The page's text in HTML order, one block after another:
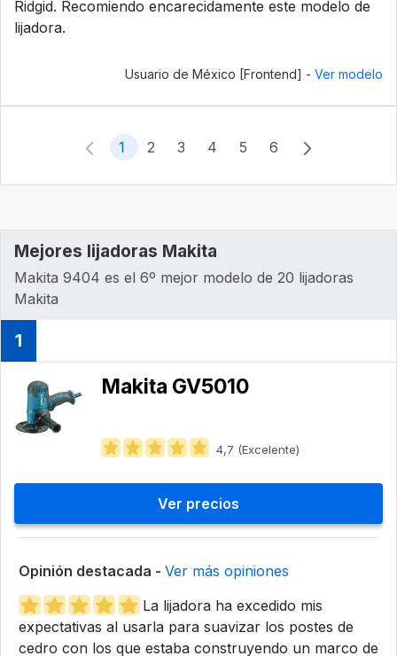
Ridgid. Recomiendo encarecidamente este modelo de
lijadora.
Usuario de México [Frontend] - Ver modelo
1 2 3 4 5 6
Mejores lijadoras Makita
Makita 9404 es el 6º mejor modelo de 20 lijadoras
Makita
1
Makita GV5010
4,7 (Excelente)
Ver precios
Opinión destacada - Ver más opiniones
La lijadora ha excedido mis
expectativas al usarla para suavizar los postes de
cedro con los que estaba construyendo un marco de